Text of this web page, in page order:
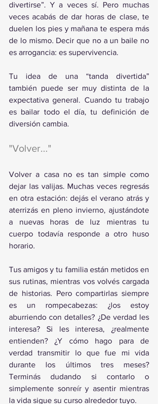
divertirse”. Y a veces sí. Pero muchas
veces acabás de dar horas de clase, te
duelen los pies y mañana te espera más
de lo mismo. Decir que no a un baile no
es arrogancia: es supervivencia.
Tu idea de una “tanda divertida”
también puede ser muy distinta de la
expectativa general. Cuando tu trabajo
es bailar todo el día, tu definición de
diversión cambia.
"Volver..."
Volver a casa no es tan simple como
dejar las valijas. Muchas veces regresás
en otra estación: dejás el verano atrás y
aterrizás en pleno invierno, ajustándote
a nuevas horas de luz mientras tu
cuerpo todavía responde a otro huso
horario.
Tus amigos y tu familia están metidos en
sus rutinas, mientras vos volvés cargada
de historias. Pero compartirlas siempre
es un rompecabezas: ¿los estoy
aburriendo con detalles? ¿De verdad les
interesa? Si les interesa, ¿realmente
entienden? ¿Y cómo hago para de
verdad transmitir lo que fue mi vida
durante los últimos tres meses?
Terminás dudando si contarlo o
simplemente sonreír y asentir mientras
la vida sigue su curso alrededor tuyo.